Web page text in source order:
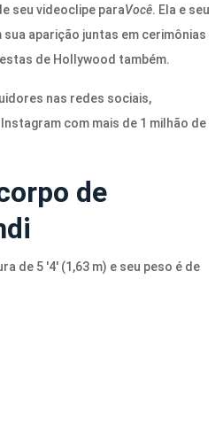
seu videoclipe paraVocê. Ela e seu
aparição juntas em cerimônias
de Hollywood também.
nas redes sociais,
com mais de 1 milhão de
de
de 5 '4' (1,63 m) e seu peso é de